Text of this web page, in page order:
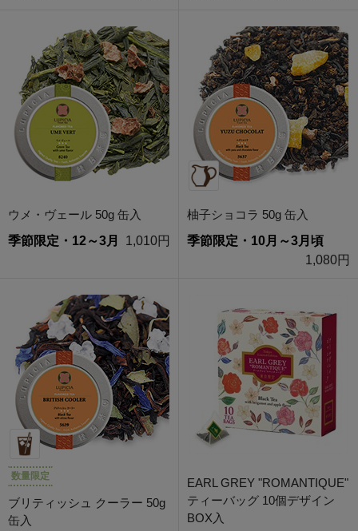
ウメ・ヴェール 50g 缶入
季節限定・12～3月
1,010円
柚子ショコラ 50g 缶入
季節限定・10月～3月頃
1,080円
数量限定
ブリティッシュ クーラー 50g
缶入
EARL GREY "ROMANTIQUE"
ティーバッグ 10個デザイン
BOX入